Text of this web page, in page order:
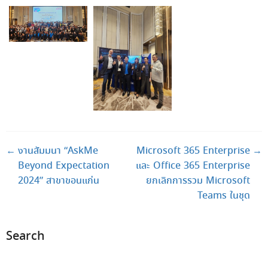
← งานสัมมนา “AskMe
Beyond Expectation
2024” สาขาขอนแก่น
Microsoft 365 Enterprise
และ Office 365 Enterprise
ยกเลิกการรวม Microsoft
Teams ในชุด
→
Search